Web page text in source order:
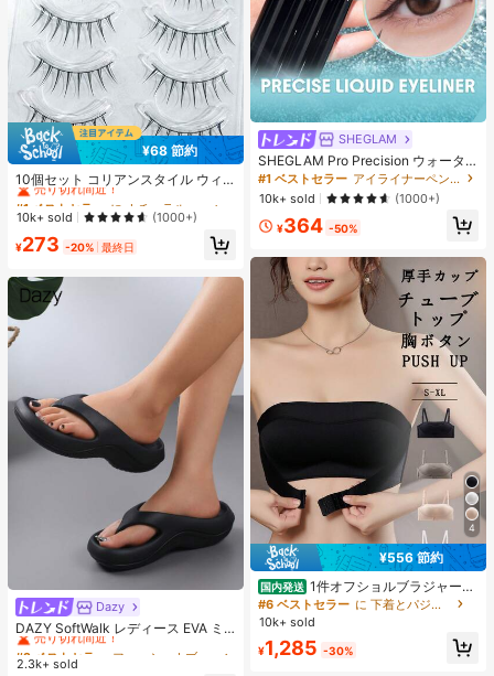
¥68 節約
10個セット コリアンスタイル ウィ
スピー 細い つけまつげ 自己接着式
アイライナー付き、透明感と際立つ
外観
#1 ベストセラー
に ナチュラル つけまつげ
売り切れ間近！
#1 ベストセラー
売り切れ間近！
#1 ベストセラー
売り切れ間近！
#1 ベストセラー
売り切れ間近！
10k+ sold (1000+)
¥273 -20% 最終日
Dazy
DAZY SoftWalk レディース EVA ミ
ッドヒールプラットフォームビーチ
サンダル - 超軽量、通気性、快適、
#2 ベストセラー
売り切れ間近！
#2 ベストセラー
売り切れ間近！
#2 ベストセラー
売り切れ間近！
2.3k+ sold
SHEGLAM
SHEGLAM Pro Precision ウォータ
ープルーフリキッドアイライナー-Bl
ack 女性と女の子のためのブランド
ビューティーコスメメイクアップ
#1 ベストセラー
アイライナーペンシル アイライナー
10k+ sold
(1000+)
¥364 -50%
4
¥556 節約
国内発送 1件オフショルブラジャー、
小胸用アップチューブトップ、 オフ
ショルインナー 、脇高 谷間メイク下
ャー
#6 ベストセラー
に 下着とパジャマ
10k+ sold
¥1,285 -30%